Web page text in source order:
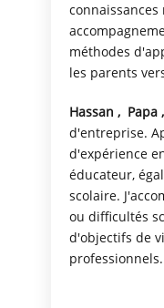
connaissances
méthodes
les parents
Hassan , Papa ,
d'entreprise.
d'expérience
éducateur,
scolaire.
ou difficultés
d'objectifs de
professionnels.